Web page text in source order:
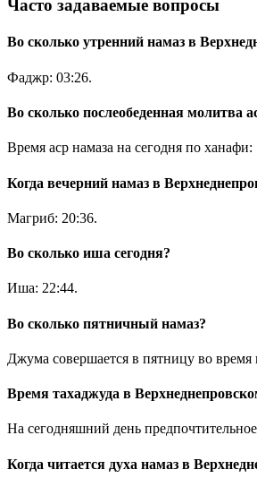
Часто задаваемые вопросы
Во сколько утренний намаз в
Фаджр: 03:26.
Во сколько послеобеденная молитва
Время аср намаза на сегодня по ханафи:
Когда вечерний намаз в
Магриб: 20:36.
Во сколько иша сегодня?
Иша: 22:44.
Во сколько пятничный намаз?
Джума совершается в пятницу во
Время тахаджуда в
На сегодняшний день
Когда читается духа намаз в